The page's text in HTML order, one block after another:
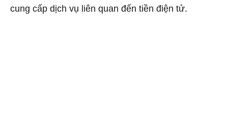
cung cấp dịch vụ liên quan đến tiền điện tử.